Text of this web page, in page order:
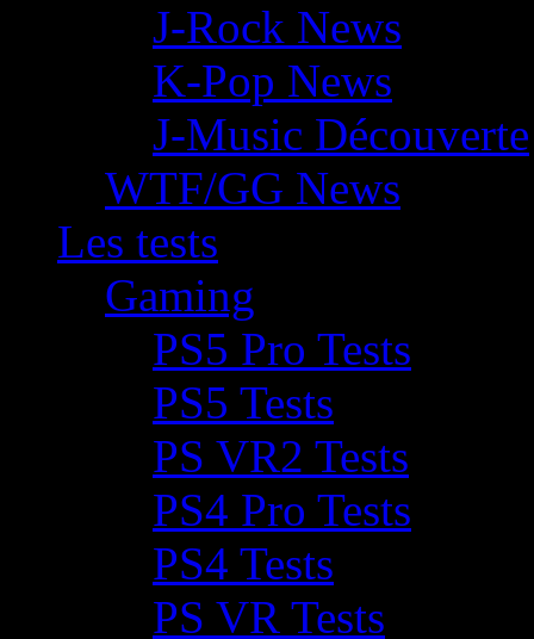
J-Rock News
K-Pop News
J-Music Découverte
WTF/GG News
Les tests
Gaming
PS5 Pro Tests
PS5 Tests
PS VR2 Tests
PS4 Pro Tests
PS4 Tests
PS VR Tests